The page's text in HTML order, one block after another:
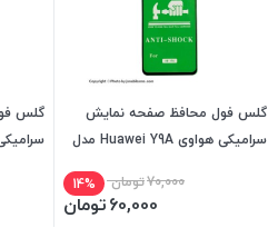
گلس فول محافظ صفحه نمایش
سرامیکی هواوی Huawei Y9A مدل
70,000تومان 14%
60,000تومان
گلس